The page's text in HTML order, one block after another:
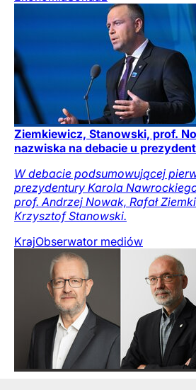
Ziemkiewicz, Stanowski, prof.
nazwiska na debacie u
W debacie podsumowującej
prezydentury Karola
prof. Andrzej Nowak, Rafał
Krzysztof Stanowski.
KrajObserwator mediów